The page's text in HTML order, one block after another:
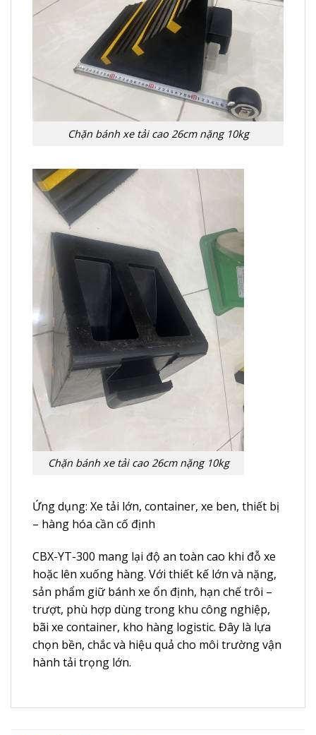
Chặn bánh xe tải cao 26cm nặng 10kg
Chặn bánh xe tải cao 26cm nặng 10kg
Ứng dụng: Xe tải lớn, container, xe ben, thiết bị
– hàng hóa cần cố định
CBX-YT-300 mang lại độ an toàn cao khi đỗ xe
hoặc lên xuống hàng. Với thiết kế lớn và nặng,
sản phẩm giữ bánh xe ổn định, hạn chế trôi –
trượt, phù hợp dùng trong khu công nghiệp,
bãi xe container, kho hàng logistic. Đây là lựa
chọn bền, chắc và hiệu quả cho môi trường vận
hành tải trọng lớn.